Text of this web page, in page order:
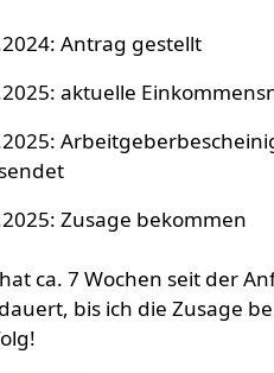
Antrag gestellt
aktuelle
Zusage bekommen
ca. 7 Wochen seit der
bis ich die Zusage